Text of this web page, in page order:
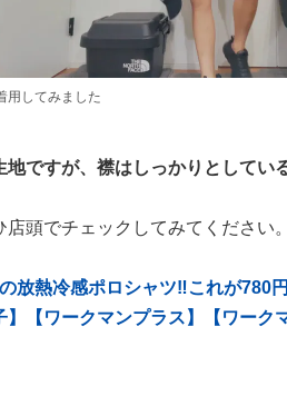
用してみました
ですが、襟はしっかりとしてい
頭でチェックしてみてください。
放熱冷感ポロシャツ‼︎これが780
】【ワークマンプラス】【ワーク